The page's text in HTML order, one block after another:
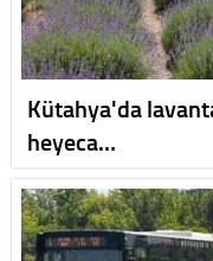
Kütahya'da
heyeca…